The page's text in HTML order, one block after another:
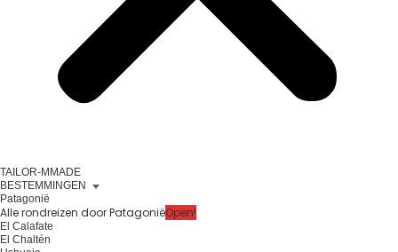
TAILOR-MMADE
BESTEMMINGEN
Patagonië
Alle rondreizen door PatagoniëOpen!
El Calafate
El Chaltén